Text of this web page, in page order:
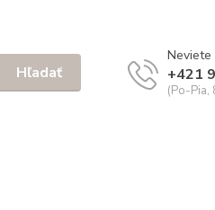
Hľadať
Neviete
+421
(Po-Pia,